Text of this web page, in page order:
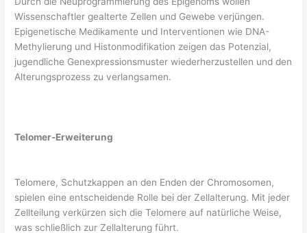
Wissenschaftler gealterte Zellen und Gewebe verjüngen.
Epigenetische Medikamente und Interventionen wie DNA-
Methylierung und Histonmodifikation zeigen das Potenzial,
jugendliche Genexpressionsmuster wiederherzustellen und den
Alterungsprozess zu verlangsamen.
Telomer-Erweiterung
Telomere, Schutzkappen an den Enden der Chromosomen,
spielen eine entscheidende Rolle bei der Zellalterung. Mit jeder
Zellteilung verkürzen sich die Telomere auf natürliche Weise,
was schließlich zur Zellalterung führt.